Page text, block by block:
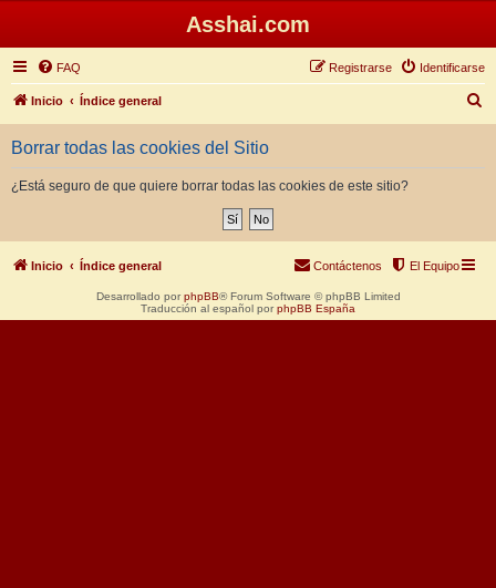
Asshai.com
FAQ Identificarse
Registrarse
Inicio Índice general
u
Borrar todas las cookies del Sitio
¿Está seguro de que quiere borrar todas las cookies de este sitio?
Inicio Índice general El Equipo
Contáctenos
Desarrollado por phpBB® Forum Software © phpBB Limited
Traducción al español por phpBB España